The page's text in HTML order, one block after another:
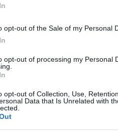
opt-out of the Sale of my Personal
opt-out of processing my Personal
opt-out of Collection, Use,
Data that Is Unrelated with
και μάθετε